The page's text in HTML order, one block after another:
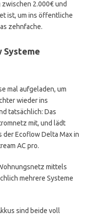
2.000€ und
ist, um ins öffentliche
zehnfache.
Systeme
mal aufgeladen, um
wieder ins
tatsächlich: Das
mit, und lädt
der Ecoflow Delta Max in
AC pro.
mittels
mehrere Systeme
sind beide voll